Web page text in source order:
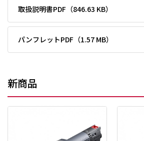
取扱説明書PDF（846.63 KB）
パンフレットPDF（1.57 MB）
新商品